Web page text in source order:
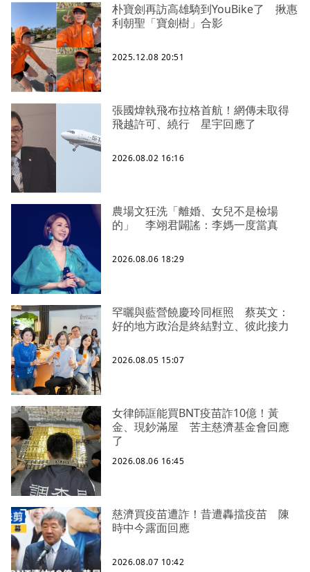
朴寶劍再訪高雄騎到YouBike了 揪惠
利朝聖「寶劍樹」合影
2025.12.08 20:51
張國煒執飛布拉格首航！網傳未取得
飛越許可、繞行 星宇回應了
2026.08.02 16:16
農場文狂洗「離婚、女兒不是檢場
的」 李翊君闢謠：李媽一度當真
2026.08.06 18:29
罕曬與藍營饒慶玲同框照 蔡英文：
好的地方政治是終結對立、彼此接力
2026.08.05 15:07
女律師誆能買BNT疫苗詐10億！黃
金、現鈔滿屋 苦主慈濟基金會回應
了
2026.08.06 16:45
慈濟買疫苗遭詐！昔遭轟擋疫苗 陳
時中今露面回應
2026.08.07 10:42